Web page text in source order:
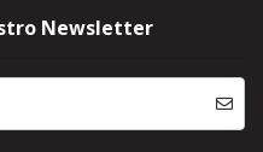
Newsletter